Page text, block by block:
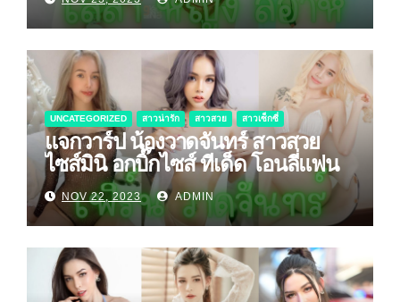
UNCATEGORIZED สาวน่ารัก สาวสวย สาวเซ็กซี่
แจกวาร์ป น้องวาดจันทร์ สาวสวย
ไซส์มินิ อกบิ๊กไซส์ ทีเด็ด โอนลี่แฟน
NOV 22, 2023 ADMIN